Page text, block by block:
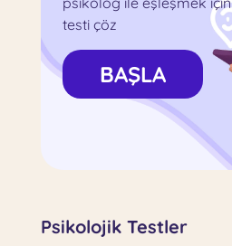
testi çöz
BAŞLA
Psikolojik Testler